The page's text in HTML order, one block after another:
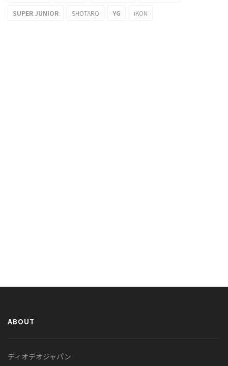
SUPER JUNIOR SHOTARO YG iKON
ABOUT
ディオデオジャパン